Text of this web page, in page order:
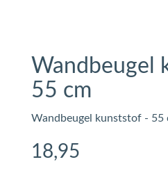
Wandbeugel
55 cm
Wandbeugel kunststof - 55
18,95